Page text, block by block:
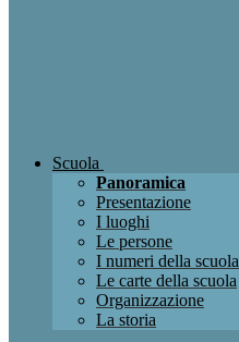
Scuola
Panoramica
Presentazione
I luoghi
Le persone
I numeri della scuola
Le carte della scuola
Organizzazione
La storia